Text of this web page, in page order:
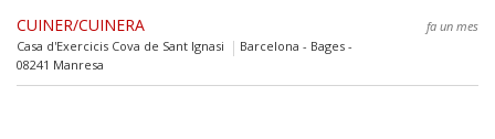
CUINER/CUINERA
fa un mes
Casa d'Exercicis Cova de Sant Ignasi
Barcelona - Bages -
08241 Manresa